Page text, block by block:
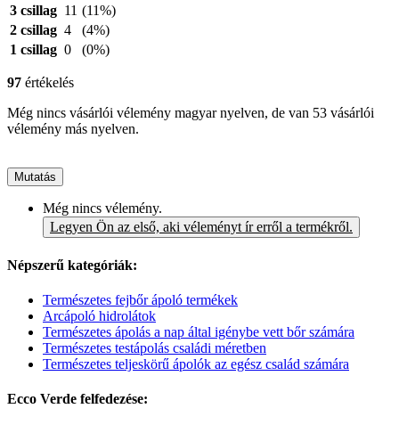
3 csillag 11 (11%)
2 csillag 4
(4%)
1 csillag 0 (0%)
97 értékelés
Még nincs vásárlói vélemény magyar nyelven, de van 53 vásárlói
vélemény más nyelven.
Mutatás
Még nincs vélemény.
Legyen Ön az első, aki véleményt ír erről a termékről.
Népszerű kategóriák:
Természetes fejbőr ápoló termékek
Arcápoló hidrolátok
Természetes ápolás a nap által igénybe vett bőr számára
Természetes testápolás családi méretben
Természetes teljeskörű ápolók az egész család számára
Ecco Verde felfedezése: